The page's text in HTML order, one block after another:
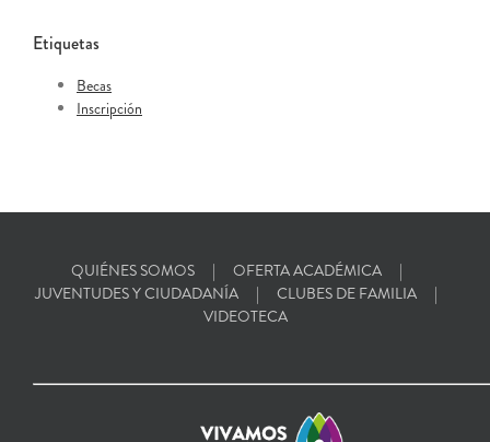
Etiquetas
Becas
Inscripción
QUIÉNES SOMOS
OFERTA ACADÉMICA
JUVENTUDES Y CIUDADANÍA
CLUBES DE FAMILIA
VIDEOTECA